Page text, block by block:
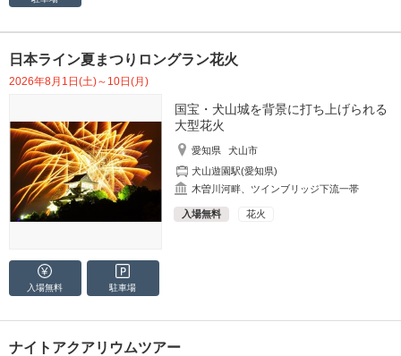
日本ライン夏まつりロングラン花火
2026年8月1日(土)～10日(月)
国宝・犬山城を背景に打ち上げられる
大型花火
愛知県
犬山市
犬山遊園駅(愛知県)
木曽川河畔、ツインブリッジ下流一帯
入場無料 花火
入場無料 駐車場
ナイトアクアリウムツアー